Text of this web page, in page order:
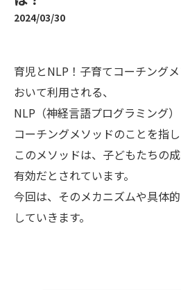
2024/03/30
育児とNLP！子育てコーチング
おいて利用される、
NLP（神経言語プログラミング
コーチングメソッドのことを指し
このメソッドは、子どもたちの
有効だとされています。
今回は、そのメカニズムや具体
していきます。